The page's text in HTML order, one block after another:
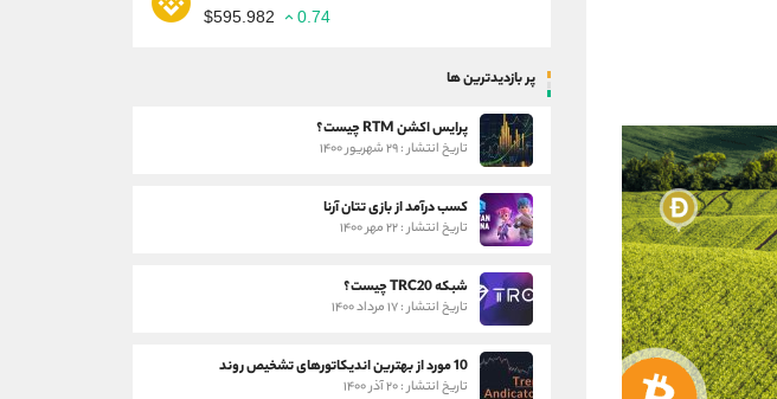
$595.982 0.74
پر بازدیدترین ها
پرایس اکشن RTM چیست؟
تاریخ انتشار : ۲۹ شهریور ۱۴۰۰
کسب درآمد از بازی تتان آرنا
تاریخ انتشار : ۲۲ مهر ۱۴۰۰
شبکه TRC20 چیست؟
تاریخ انتشار : ۱۷ مرداد ۱۴۰۰
10 مورد از بهترین اندیکاتورهای تشخیص روند
تاریخ انتشار : ۲۰ آذر ۱۴۰۰